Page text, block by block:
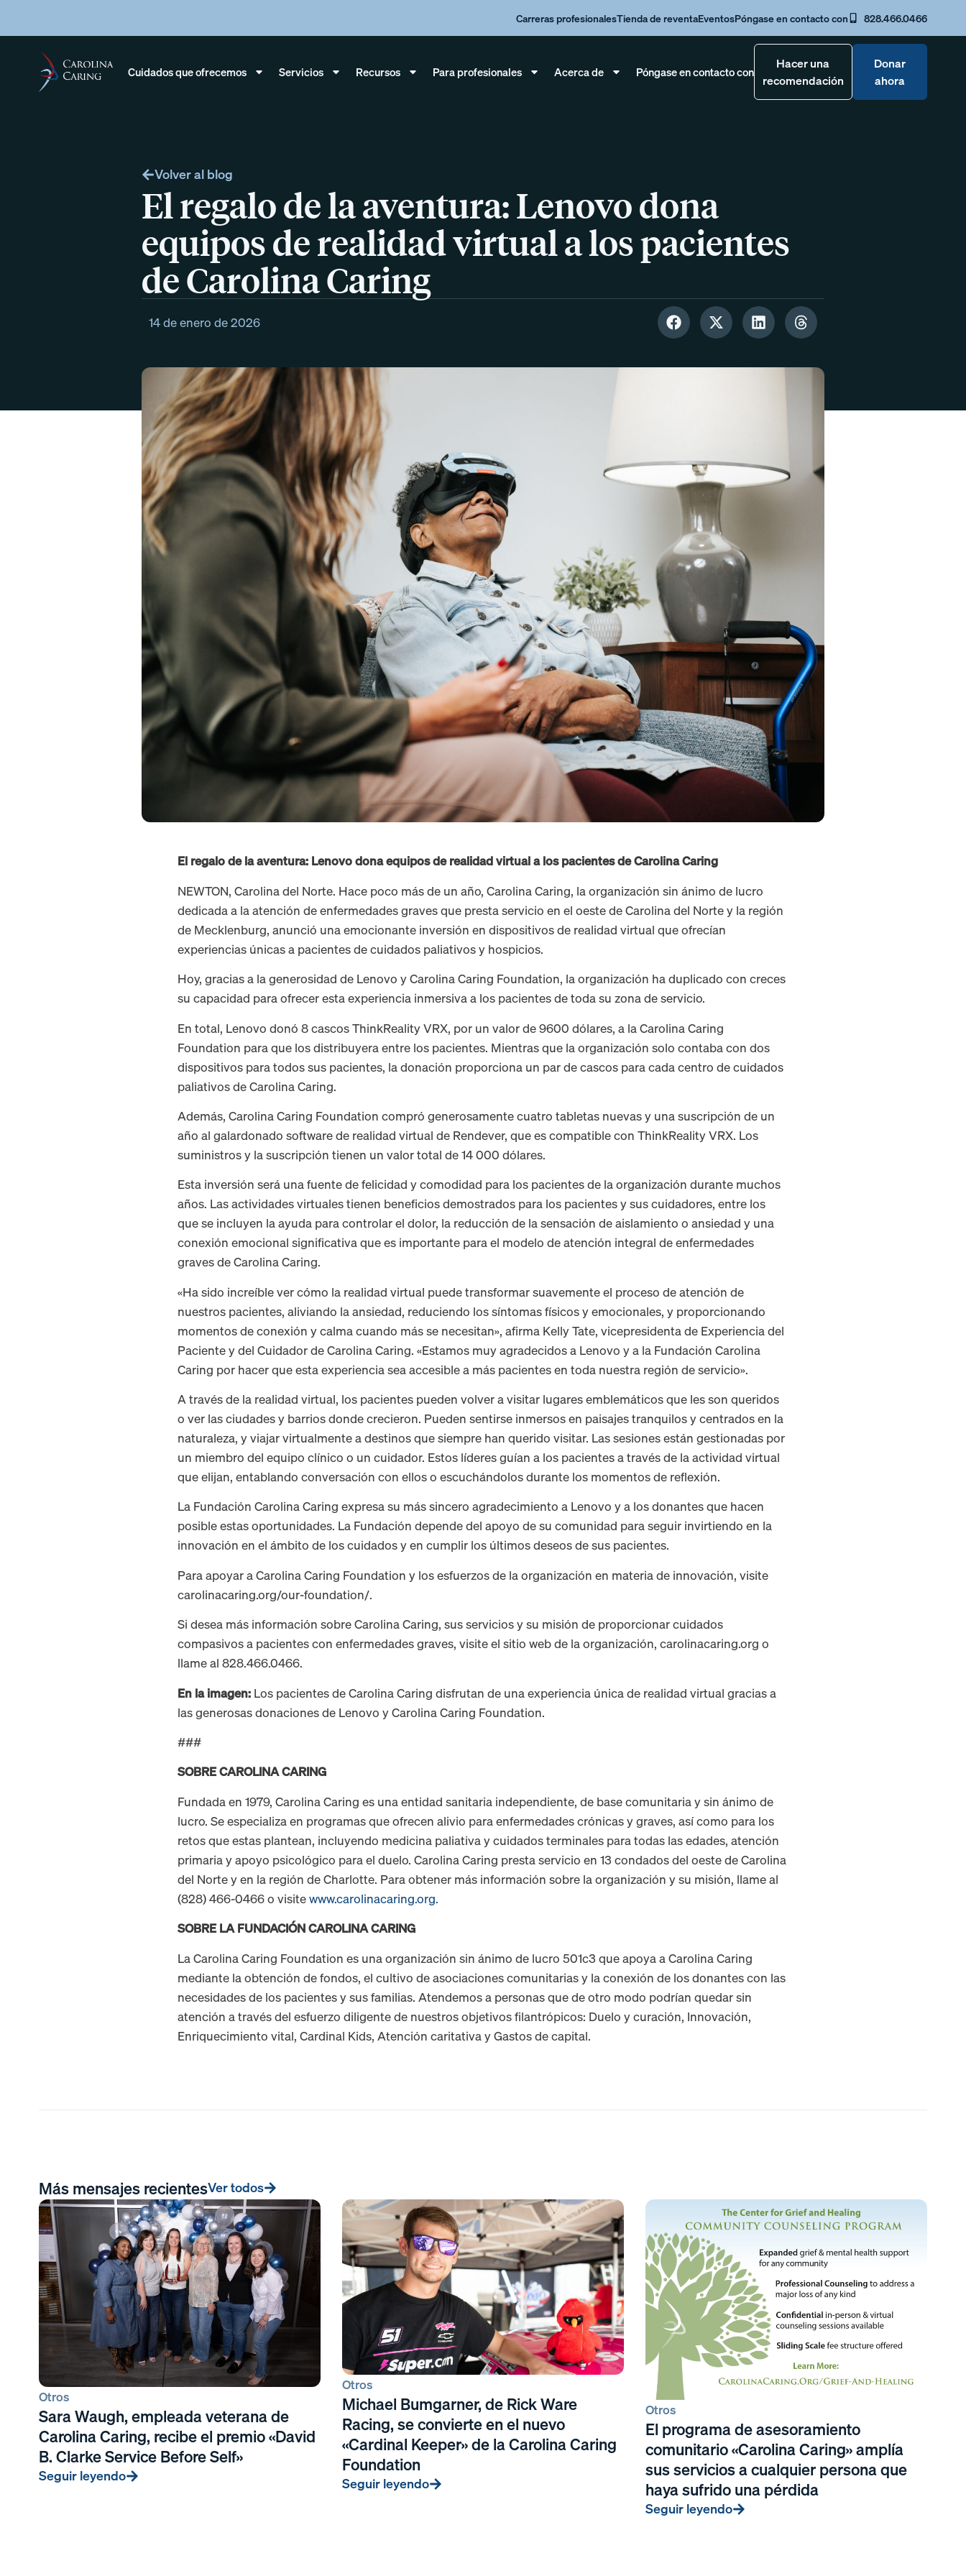
Carreras profesionalesTienda de reventaEventosPóngase en contacto con 828.466.0466
Cuidados que ofrecemos Servicios Recursos Para profesionales Acerca de Póngase en contacto con
Hacer una
recomendación
Donar
ahora
Volver al blog
El regalo de la aventura: Lenovo dona
equipos de realidad virtual a los pacientes
de Carolina Caring
14 de enero de 2026
El regalo de la aventura: Lenovo dona equipos de realidad virtual a los pacientes de Carolina Caring
NEWTON, Carolina del Norte. Hace poco más de un año, Carolina Caring, la organización sin ánimo de lucro
dedicada a la atención de enfermedades graves que presta servicio en el oeste de Carolina del Norte y la región
de Mecklenburg, anunció una emocionante inversión en dispositivos de realidad virtual que ofrecían
experiencias únicas a pacientes de cuidados paliativos y hospicios.
Hoy, gracias a la generosidad de Lenovo y Carolina Caring Foundation, la organización ha duplicado con creces
su capacidad para ofrecer esta experiencia inmersiva a los pacientes de toda su zona de servicio.
En total, Lenovo donó 8 cascos ThinkReality VRX, por un valor de 9600 dólares, a la Carolina Caring
Foundation para que los distribuyera entre los pacientes. Mientras que la organización solo contaba con dos
dispositivos para todos sus pacientes, la donación proporciona un par de cascos para cada centro de cuidados
paliativos de Carolina Caring.
Además, Carolina Caring Foundation compró generosamente cuatro tabletas nuevas y una suscripción de un
año al galardonado software de realidad virtual de Rendever, que es compatible con ThinkReality VRX. Los
suministros y la suscripción tienen un valor total de 14 000 dólares.
Esta inversión será una fuente de felicidad y comodidad para los pacientes de la organización durante muchos
años. Las actividades virtuales tienen beneficios demostrados para los pacientes y sus cuidadores, entre los
que se incluyen la ayuda para controlar el dolor, la reducción de la sensación de aislamiento o ansiedad y una
conexión emocional significativa que es importante para el modelo de atención integral de enfermedades
graves de Carolina Caring.
«Ha sido increíble ver cómo la realidad virtual puede transformar suavemente el proceso de atención de
nuestros pacientes, aliviando la ansiedad, reduciendo los síntomas físicos y emocionales, y proporcionando
momentos de conexión y calma cuando más se necesitan», afirma Kelly Tate, vicepresidenta de Experiencia del
Paciente y del Cuidador de Carolina Caring. «Estamos muy agradecidos a Lenovo y a la Fundación Carolina
Caring por hacer que esta experiencia sea accesible a más pacientes en toda nuestra región de servicio».
A través de la realidad virtual, los pacientes pueden volver a visitar lugares emblemáticos que les son queridos
o ver las ciudades y barrios donde crecieron. Pueden sentirse inmersos en paisajes tranquilos y centrados en la
naturaleza, y viajar virtualmente a destinos que siempre han querido visitar. Las sesiones están gestionadas por
un miembro del equipo clínico o un cuidador. Estos líderes guían a los pacientes a través de la actividad virtual
que elijan, entablando conversación con ellos o escuchándolos durante los momentos de reflexión.
La Fundación Carolina Caring expresa su más sincero agradecimiento a Lenovo y a los donantes que hacen
posible estas oportunidades. La Fundación depende del apoyo de su comunidad para seguir invirtiendo en la
innovación en el ámbito de los cuidados y en cumplir los últimos deseos de sus pacientes.
Para apoyar a Carolina Caring Foundation y los esfuerzos de la organización en materia de innovación, visite
carolinacaring.org/our-foundation/.
Si desea más información sobre Carolina Caring, sus servicios y su misión de proporcionar cuidados
compasivos a pacientes con enfermedades graves, visite el sitio web de la organización, carolinacaring.org o
llame al 828.466.0466.
En la imagen: Los pacientes de Carolina Caring disfrutan de una experiencia única de realidad virtual gracias a
las generosas donaciones de Lenovo y Carolina Caring Foundation.
###
SOBRE CAROLINA CARING
Fundada en 1979, Carolina Caring es una entidad sanitaria independiente, de base comunitaria y sin ánimo de
lucro. Se especializa en programas que ofrecen alivio para enfermedades crónicas y graves, así como para los
retos que estas plantean, incluyendo medicina paliativa y cuidados terminales para todas las edades, atención
primaria y apoyo psicológico para el duelo. Carolina Caring presta servicio en 13 condados del oeste de Carolina
del Norte y en la región de Charlotte. Para obtener más información sobre la organización y su misión, llame al
(828) 466-0466 o visitewww.carolinacaring.org.
SOBRE LA FUNDACIÓN CAROLINA CARING
La Carolina Caring Foundation es una organización sin ánimo de lucro 501c3 que apoya a Carolina Caring
mediante la obtención de fondos, el cultivo de asociaciones comunitarias y la conexión de los donantes con las
necesidades de los pacientes y sus familias. Atendemos a personas que de otro modo podrían quedar sin
atención a través del esfuerzo diligente de nuestros objetivos filantrópicos: Duelo y curación, Innovación,
Enriquecimiento vital, Cardinal Kids, Atención caritativa y Gastos de capital.
Más mensajes recientesVer todos
Otros
Sara Waugh, empleada veterana de
Carolina Caring, recibe el premio «David
B. Clarke Service Before Self»
Seguir leyendo
Otros
Michael Bumgarner, de Rick Ware
Racing, se convierte en el nuevo
«Cardinal Keeper» de la Carolina Caring
Foundation
Seguir leyendo
Otros
El programa de asesoramiento
comunitario «Carolina Caring» amplía
sus servicios a cualquier persona que
haya sufrido una pérdida
Seguir leyendo